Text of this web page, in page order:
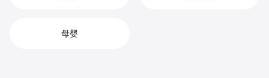
母婴